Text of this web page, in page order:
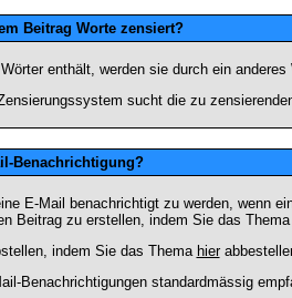
Beitrag Worte zensiert?
enthält, werden sie durch ein
sucht die zu
Benachrichtigung?
E-Mail benachrichtigt zu werden, wenn
Beitrag zu erstellen, indem Sie das
indem Sie das Thema hier
Benachrichtigungen standardmässig